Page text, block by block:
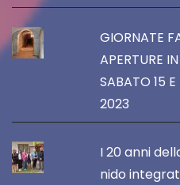
GIORNATE
APERTURE
SABATO 15
2023
I 20 anni
nido